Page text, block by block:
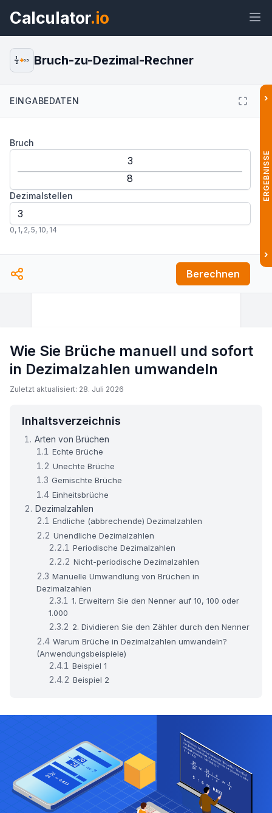
Calculator.io
Rechner: Brüche umwandeln Widget
1
2
0.5 Bruch-zu-Dezimal-Rechner
EINGABEDATEN
Bruch
Dezimalstellen
0, 1, 2,5, 10, 14
Berechnen
›
ERGEBNISSE
›
Wie Sie Brüche manuell und sofort
in Dezimalzahlen umwandeln
Zuletzt aktualisiert: 28. Juli 2026
Inhaltsverzeichnis
Arten von Brüchen
Echte Brüche
Unechte Brüche
Gemischte Brüche
Einheitsbrüche
Dezimalzahlen
Endliche (abbrechende) Dezimalzahlen
Unendliche Dezimalzahlen
Periodische Dezimalzahlen
Nicht-periodische Dezimalzahlen
Manuelle Umwandlung von Brüchen in
Dezimalzahlen
1. Erweitern Sie den Nenner auf 10, 100 oder
1.000
2. Dividieren Sie den Zähler durch den Nenner
Warum Brüche in Dezimalzahlen umwandeln?
(Anwendungsbeispiele)
Beispiel 1
Beispiel 2